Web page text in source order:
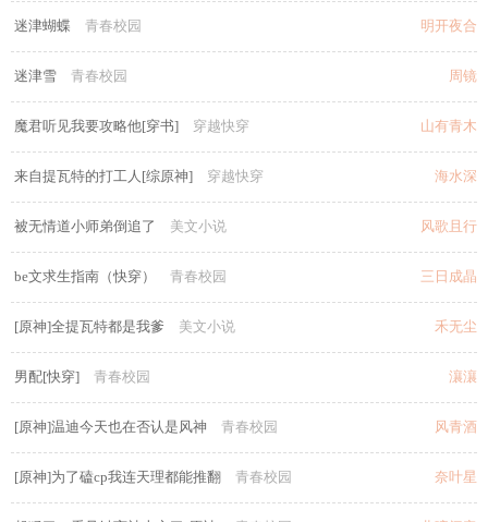
迷津蝴蝶 青春校园 明开夜合
迷津雪 青春校园 周镜
魔君听见我要攻略他[穿书] 穿越快穿 山有青木
来自提瓦特的打工人[综原神] 穿越快穿 海水深
被无情道小师弟倒追了 美文小说 风歌且行
be文求生指南（快穿） 青春校园 三日成晶
[原神]全提瓦特都是我爹 美文小说 禾无尘
男配[快穿] 青春校园 瀼瀼
[原神]温迪今天也在否认是风神 青春校园 风青酒
[原神]为了磕cp我连天理都能推翻 青春校园 奈叶星